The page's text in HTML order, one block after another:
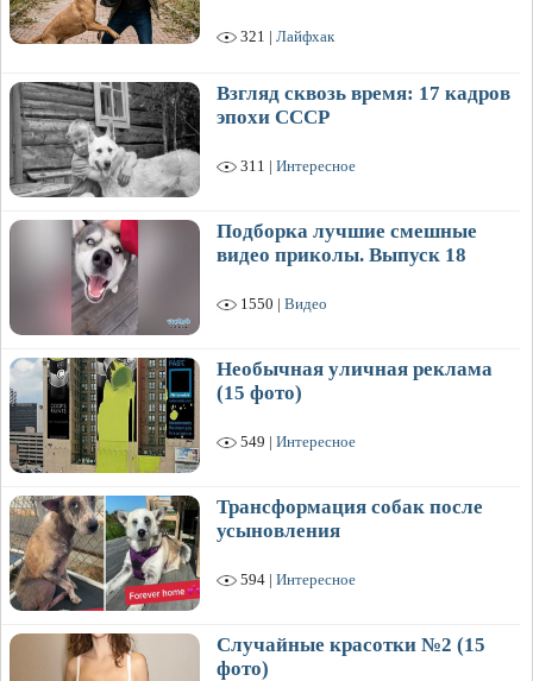
321 | Лайфхак
Взгляд сквозь время: 17 кадров
эпохи СССР
311 | Интересное
Подборка лучшие смешные
видео приколы. Выпуск 18
1550 | Видео
Необычная уличная реклама
(15 фото)
549 | Интересное
Трансформация собак после
усыновления
594 | Интересное
Случайные красотки №2 (15
фото)